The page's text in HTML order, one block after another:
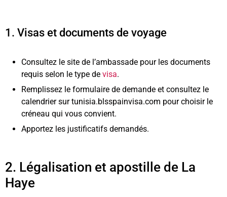
1. Visas et documents de voyage
Consultez le site de l’ambassade pour les documents
requis selon le type de visa.
Remplissez le formulaire de demande et consultez le
calendrier sur tunisia.blsspainvisa.com pour choisir le
créneau qui vous convient.
Apportez les justificatifs demandés.
2. Légalisation et apostille de La
Haye